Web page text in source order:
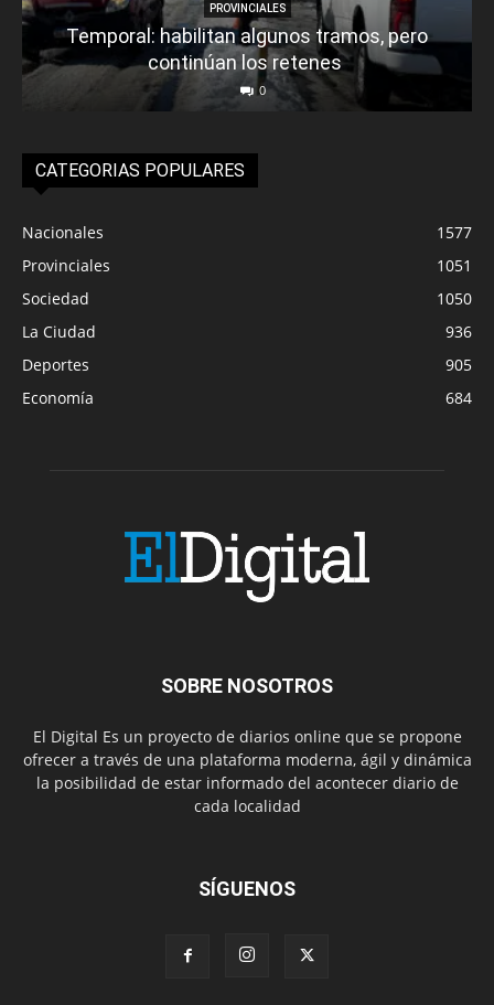
PROVINCIALES
Temporal: habilitan algunos tramos, pero
continúan los retenes
0
CATEGORIAS POPULARES
Nacionales
1577
Provinciales
1051
Sociedad
1050
La Ciudad
936
Deportes
905
Economía
684
SOBRE NOSOTROS
El Digital Es un proyecto de diarios online que se propone
ofrecer a través de una plataforma moderna, ágil y dinámica
la posibilidad de estar informado del acontecer diario de
cada localidad
SÍGUENOS